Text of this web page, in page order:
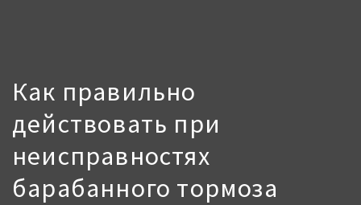
Как правильно
действовать при
неисправностях
барабанного тормоза